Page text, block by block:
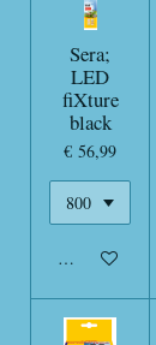
Sera;
LED
fiXture
black
€ 56,99
In winkelwagen